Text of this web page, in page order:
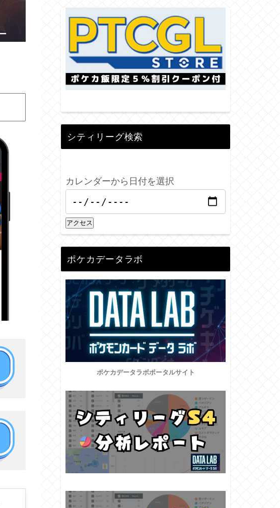
シティリーグ検索
カレンダーから日付を選択
アクセス
ポケカデータラボ
ポケカデータラボポータルサイト